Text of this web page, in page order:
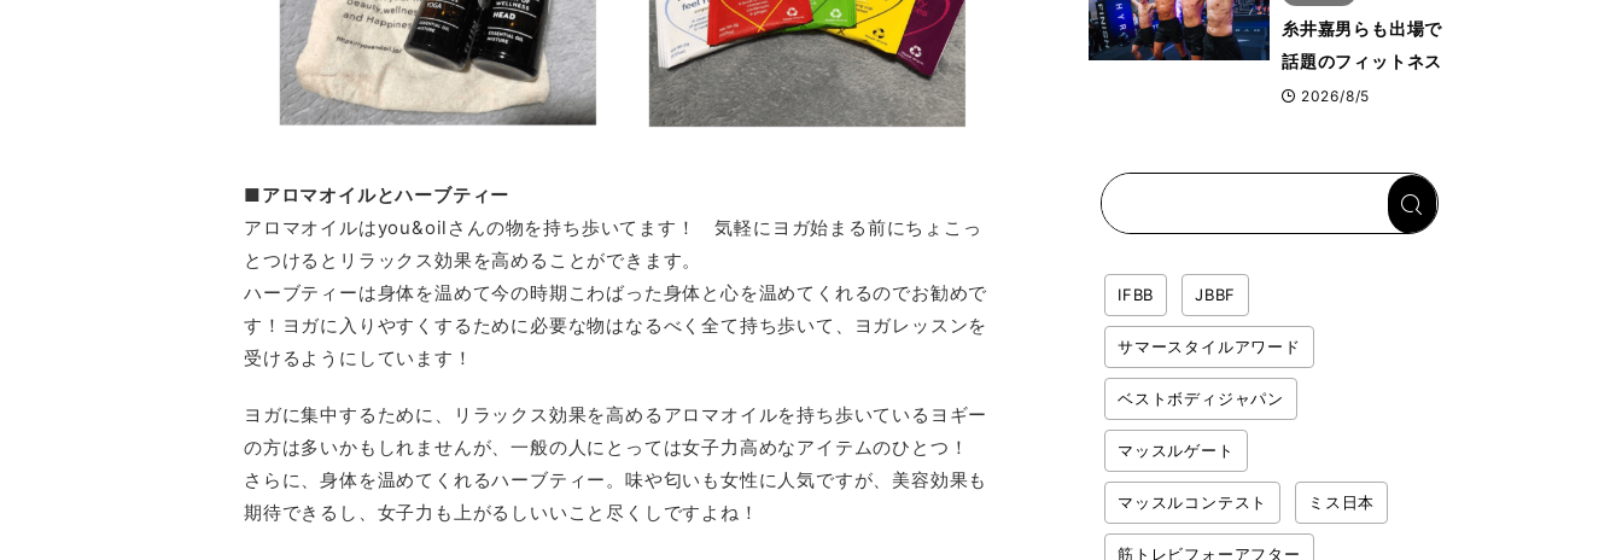
■アロマオイルとハーブティー
アロマオイルはyou&oilさんの物を持ち歩いてます！ 気軽にヨガ始まる前にちょこっ
とつけるとリラックス効果を高めることができます。
ハーブティーは身体を温めて今の時期こわばった身体と心を温めてくれるのでお勧めで
す！ヨガに入りやすくするために必要な物はなるべく全て持ち歩いて、ヨガレッスンを
受けるようにしています！
ヨガに集中するために、リラックス効果を高めるアロマオイルを持ち歩いているヨギー
の方は多いかもしれませんが、一般の人にとっては女子力高めなアイテムのひとつ！
さらに、身体を温めてくれるハーブティー。味や匂いも女性に人気ですが、美容効果も
期待できるし、女子力も上がるしいいこと尽くしですよね！
糸井嘉男らも出場で
話題のフィットネス
レースHYROX（ハ
開幕 約1万2,000
2026/8/5
IFBB JBBF
サマースタイルアワード
ベストボディジャパン
マッスルゲート
マッスルコンテスト ミス日本
筋トレビフォーアフター